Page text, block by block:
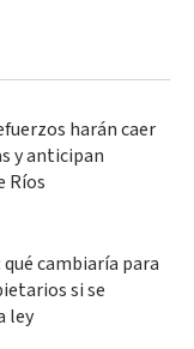
harán caer
y anticipan
Ríos
cambiaría para
si se
ley